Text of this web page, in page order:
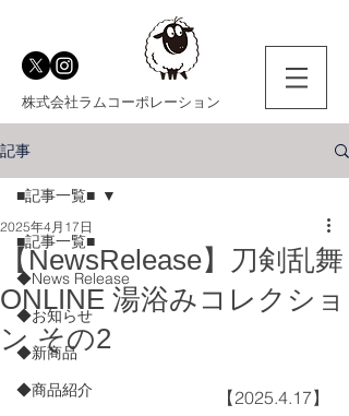
株式会社ラムコーポレーション
記事
■記事一覧■
◆News Release
◆お知らせ
◆新商品
◆商品紹介
■記事一覧■
【NewsRelease】刀剣乱舞
ONLINE 湯浴みコレクショ
ン その2
2025年4月17日
【2025.4.17】